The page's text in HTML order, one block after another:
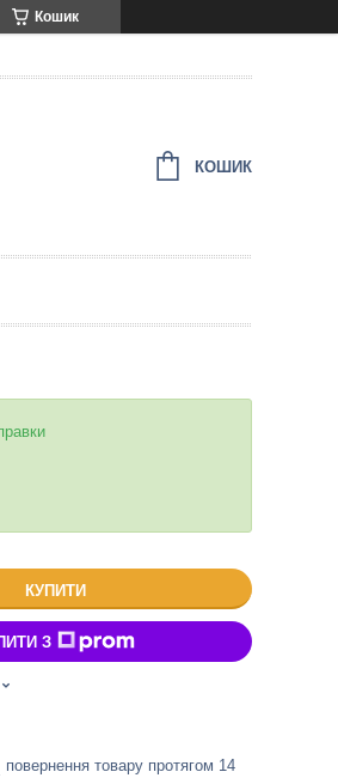
Кошик
КОШИК
КУПИТИ
З
повернення товару протягом 14